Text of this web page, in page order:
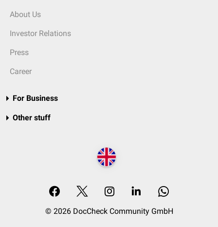
About Us
Investor Relations
Press
Career
For Business
Other stuff
© 2026 DocCheck Community GmbH